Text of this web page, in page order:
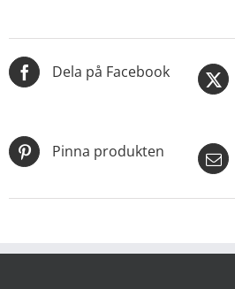
Dela på Facebook
Pinna produkten